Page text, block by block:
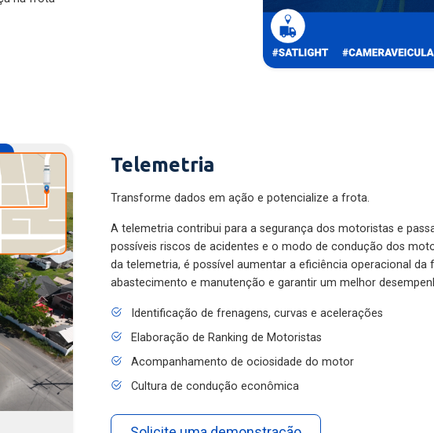
Telemetria
Transforme dados em ação e potencialize a frota.
A telemetria contribui para a segurança dos motoristas e
possíveis riscos de acidentes e o modo de condução dos
da telemetria, é possível aumentar a eficiência operacional da
abastecimento e manutenção e garantir um melhor
Identificação de frenagens, curvas e acelerações
Elaboração de Ranking de Motoristas
Acompanhamento de ociosidade do motor
Cultura de condução econômica
Solicite uma demonstração